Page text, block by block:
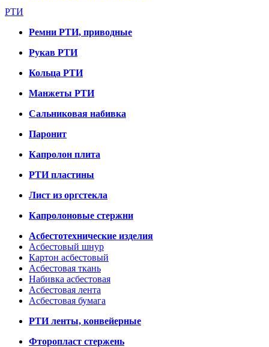
РТИ
Ремни РТИ, приводные
Рукав РТИ
Кольца РТИ
Манжеты РТИ
Сальниковая набивка
Паронит
Капролон плита
РТИ пластины
Лист из оргстекла
Капролоновые стержни
Асбестотехнические изделия
Асбестовый шнур
Картон асбестовый
Асбестовая ткань
Набивка асбестовая
Асбестовая лента
Асбестовая бумага
РТИ ленты, конвейерные
Фторопласт стержень